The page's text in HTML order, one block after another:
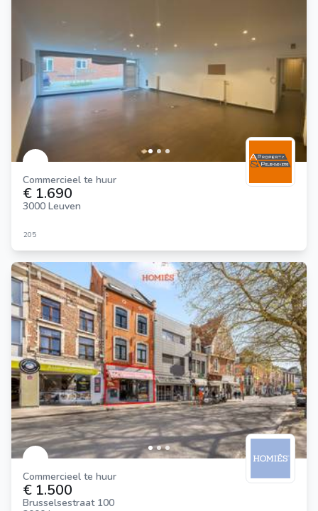
Commercieel te huur
€ 1.690
3000 Leuven
205
Commercieel te huur
€ 1.500
Brusselsestraat 100